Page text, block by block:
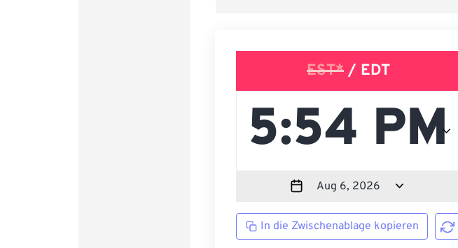
EST*/ EDT
In die Zwischenablage kopieren